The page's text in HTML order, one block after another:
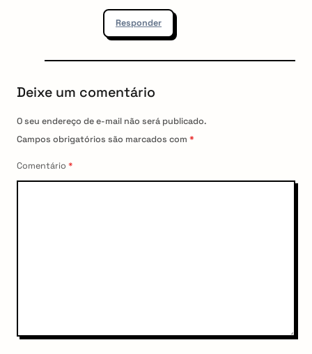
Responder
Deixe um comentário
O seu endereço de e-mail não será publicado.
Campos obrigatórios são marcados com *
Comentário *